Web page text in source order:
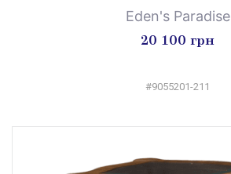
Eden's Paradise
20 100 грн
#9055201-211